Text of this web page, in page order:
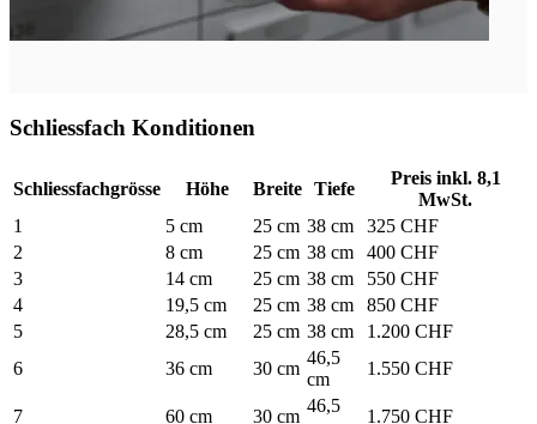
Schliessfach Konditionen
Schliessfachgrösse Höhe Breite Tiefe
Preis inkl. 8,1
MwSt.
1
5 cm 25 cm 38 cm
325 CHF
2
8 cm 25 cm 38 cm
400 CHF
3
14 cm 25 cm 38 cm
550 CHF
4
19,5 cm 25 cm 38 cm
850 CHF
5
28,5 cm 25 cm 38 cm
1.200 CHF
6
36 cm 30 cm
46,5
cm
1.550 CHF
7 60 cm 30 cm
46,5
1.750 CHF